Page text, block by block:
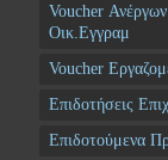
Voucher
Οικ.Εγγραμ
Voucher
Επιδοτήσεις
Επιδοτούμενα